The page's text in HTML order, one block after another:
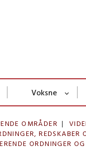
Voksne
OMRÅDER
REDSKABER
ORDNINGER